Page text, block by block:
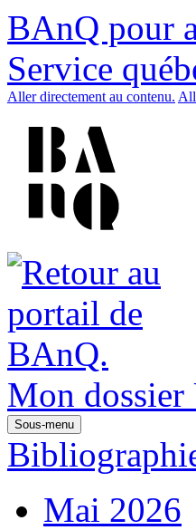
BAnQ pour
Service
Aller directement au contenu.
Mon dossier
Sous-menu
Mai 2026